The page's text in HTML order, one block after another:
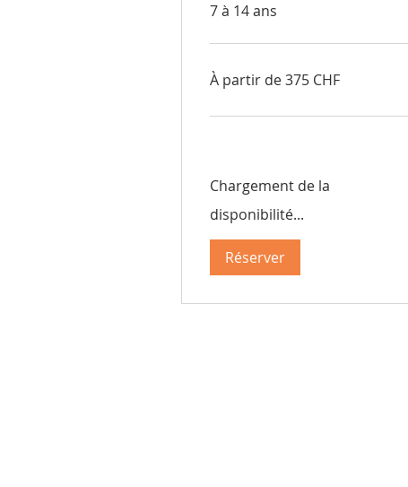
7 à 14 ans
À
partir
suisses
À partir de 375 CHF
Chargement de la
disponibilité...
Réserver